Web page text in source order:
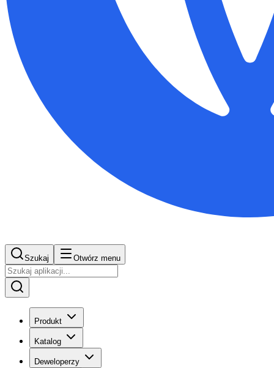
Szukaj Otwórz menu
Produkt
Katalog
Deweloperzy